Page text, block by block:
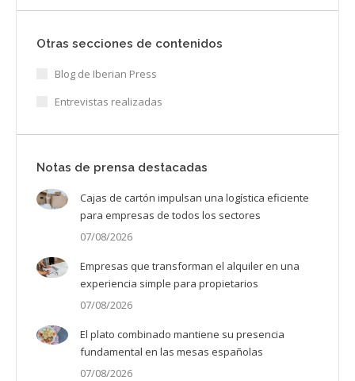
Otras secciones de contenidos
Blog de Iberian Press
Entrevistas realizadas
Notas de prensa destacadas
Cajas de cartón impulsan una logística eficiente
para empresas de todos los sectores
07/08/2026
Empresas que transforman el alquiler en una
experiencia simple para propietarios
07/08/2026
El plato combinado mantiene su presencia
fundamental en las mesas españolas
07/08/2026